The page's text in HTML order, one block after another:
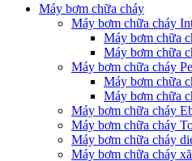
Máy bơm chữa cháy
Máy bơm chữa cháy
Máy bơm chữa
Máy bơm chữa
Máy bơm chữa cháy
Máy bơm chữa
Máy bơm chữa
Máy bơm chữa cháy
Máy bơm chữa cháy
Máy bơm chữa cháy
Máy bơm chữa cháy